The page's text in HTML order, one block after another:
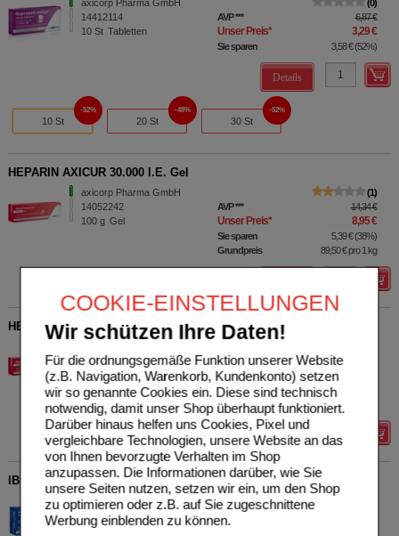
COOKIE-EINSTELLUNGEN
Wir schützen Ihre Daten!
Für die ordnungsgemäße Funktion unserer Website
(z.B. Navigation, Warenkorb, Kundenkonto) setzen
wir so genannte Cookies ein. Diese sind technisch
notwendig, damit unser Shop überhaupt funktioniert.
Darüber hinaus helfen uns Cookies, Pixel und
vergleichbare Technologien, unsere Website an das
von Ihnen bevorzugte Verhalten im Shop
anzupassen. Die Informationen darüber, wie Sie
unsere Seiten nutzen, setzen wir ein, um den Shop
zu optimieren oder z.B. auf Sie zugeschnittene
Werbung einblenden zu können.
axicorp Pharma GmbH
14412114
10 St Tabletten
0
AVP*** 6,87 €
Unser Preis* 3,29 €
Sie sparen 3,58 €(52%)
Details
10 St
52%
20 St
48%
30 St
52%
HEPARIN AXICUR 30.000 I.E. Gel
axicorp Pharma GmbH
14052242
100 g Gel
1
AVP*** 14,34 €
Unser Preis* 8,95 €
Sie sparen 5,39 €(38%)
Grundpreis
89,50 €pro 1 kg
HEPARIN AXICUR 30.000 I.E. Salbe
14052259
100g Salbe
AVP***
Unser Preis*
Sie sparen 7,30 €
Grundpreis
119,50 €
Details
IBUPROFEN axicur 400 mg akut Filmtabletten
axicorp Pharma GmbH
18379483
20St Filmtabletten
***
Unser Preis